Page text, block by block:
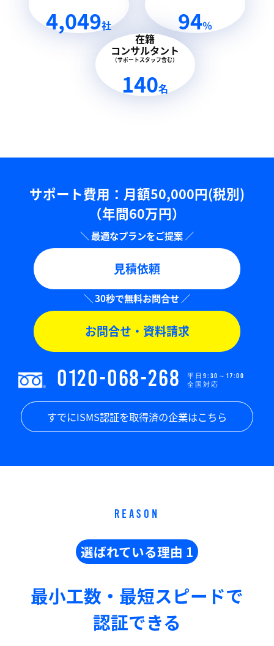
4,049社 94％
在籍
コンサルタント
（サポートスタッフ含む）
140名
サポート費用：⽉額50,000円(税別)
（年間60万円）
見積依頼
お問合せ・資料請求
0120-068-268
平日9:30～17:00
全国対応
すでにISMS認証を取得済の企業はこちら
REASON
選ばれている理由 1
最小工数・最短スピードで
認証できる